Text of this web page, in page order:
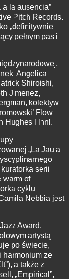
la ausencia”
Pitch Records,
„definitywnie
pełnym pasji
Angelica
Shiroishi,
Jimenez,
kolektyw
Flow
Hughes i inni.
„La Jaula
serii
warm of
cyklu
Nebbia jest
Award,
artystą
po świecie,
harmonium ze
a także z
„Empirical”,